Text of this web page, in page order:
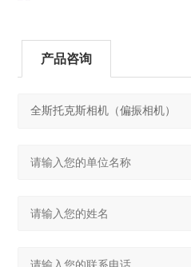
产品咨询